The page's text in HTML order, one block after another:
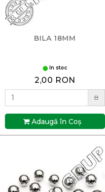
BILA 18MM
In stoc
2,00 RON
B
Adaugă în Coş